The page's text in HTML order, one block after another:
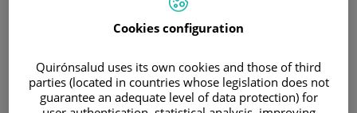
Cookies configuration
Quirónsalud uses its own cookies and those of third
parties (located in countries whose legislation does not
guarantee an adequate level of data protection) for